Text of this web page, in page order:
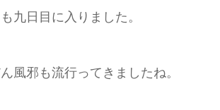
九日目に入りました。
風邪も流行ってきましたね。